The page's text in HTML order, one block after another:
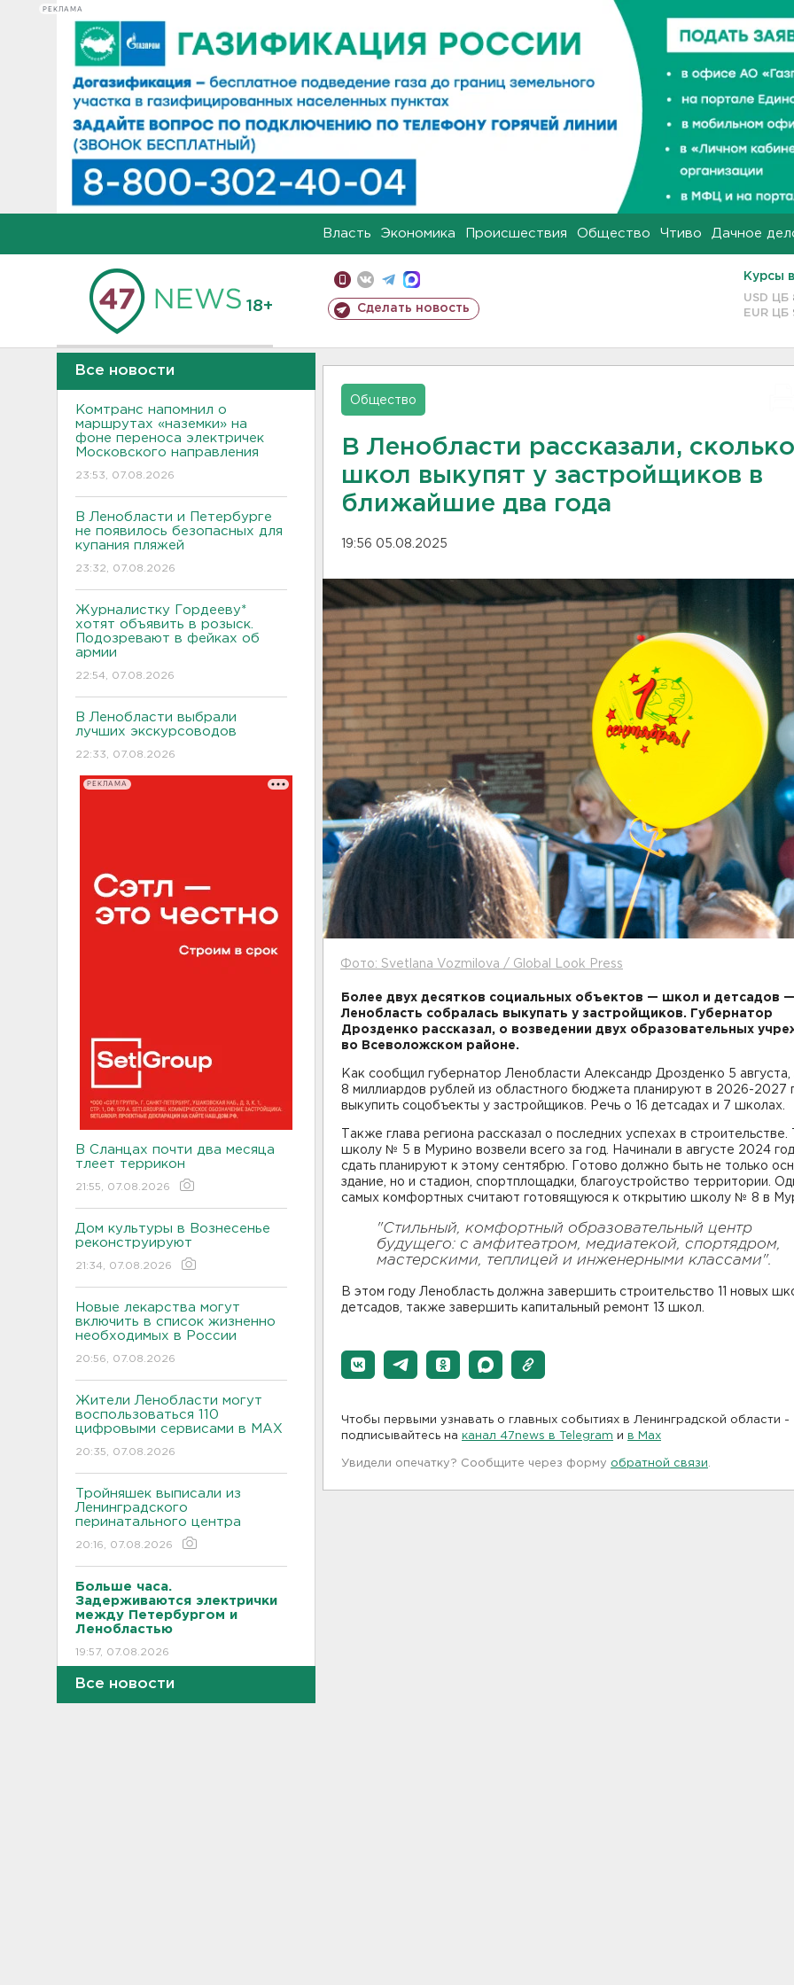
РЕКЛАМА
Власть Экономика Происшествия Общество Чтиво Дачное
18+ Сделать новость
Курсы
USD ЦБ
EUR ЦБ
Все новости
Комтранс напомнил о
маршрутах «наземки» на
фоне переноса электричек
Московского направления
23:53, 07.08.2026
В Ленобласти и Петербурге
не появилось безопасных для
купания пляжей
23:32, 07.08.2026
Журналистку Гордееву*
хотят объявить в розыск.
Подозревают в фейках об
армии
22:54, 07.08.2026
В Ленобласти выбрали
лучших экскурсоводов
22:33, 07.08.2026
РЕКЛАМА
В Сланцах почти два месяца
тлеет террикон
21:55, 07.08.2026
Дом культуры в Вознесенье
реконструируют
21:34, 07.08.2026
Новые лекарства могут
включить в список жизненно
необходимых в России
20:56, 07.08.2026
Жители Ленобласти могут
воспользоваться 110
цифровыми сервисами в МАХ
20:35, 07.08.2026
Тройняшек выписали из
Ленинградского
перинатального центра
20:16, 07.08.2026
Больше часа.
Задерживаются электрички
между Петербургом и
Ленобластью
19:57, 07.08.2026
Все новости
Общество
В Ленобласти рассказали, сколько
школ выкупят у застройщиков в
ближайшие два года
19:56 05.08.2025
Фото: Svetlana Vozmilova / Global Look Press
Более двух десятков социальных объектов — школ и детсадов —
Ленобласть собралась выкупать у застройщиков. Губернатор
Дрозденко рассказал, о возведении двух образовательных
во Всеволожском районе.
Как сообщил губернатор Ленобласти Александр Дрозденко 5 августа,
8 миллиардов рублей из областного бюджета планируют в 2026-2027
выкупить соцобъекты у застройщиков. Речь о 16 детсадах и 7 школах.
Также глава региона рассказал о последних успехах в строительстве.
школу № 5 в Мурино возвели всего за год. Начинали в августе 2024
сдать планируют к этому сентябрю. Готово должно быть не только
здание, но и стадион, спортплощадки, благоустройство территории.
самых комфортных считают готовящуюся к открытию школу № 8 в
"Стильный, комфортный образовательный центр
будущего: с амфитеатром, медиатекой, спортядром,
мастерскими, теплицей и инженерными классами".
В этом году Ленобласть должна завершить строительство 11 новых
детсадов, также завершить капитальный ремонт 13 школ.
Чтобы первыми узнавать о главных событиях в Ленинградской области -
подписывайтесь на канал 47news в Telegram и в Maх
Увидели опечатку? Сообщите через форму обратной связи